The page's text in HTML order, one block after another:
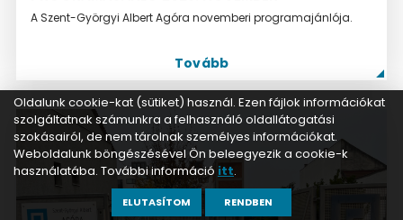
A Szent-Györgyi Albert Agóra novemberi programajánlója.
Tovább
Oldalunk cookie-kat (sütiket) használ. Ezen fájlok információkat
szolgáltatnak számunkra a felhasználó oldallátogatási
szokásairól, de nem tárolnak személyes információkat.
Weboldalunk böngészésével Ön beleegyezik a cookie-k
használatába. További információ itt.
ELUTASÍTOM RENDBEN